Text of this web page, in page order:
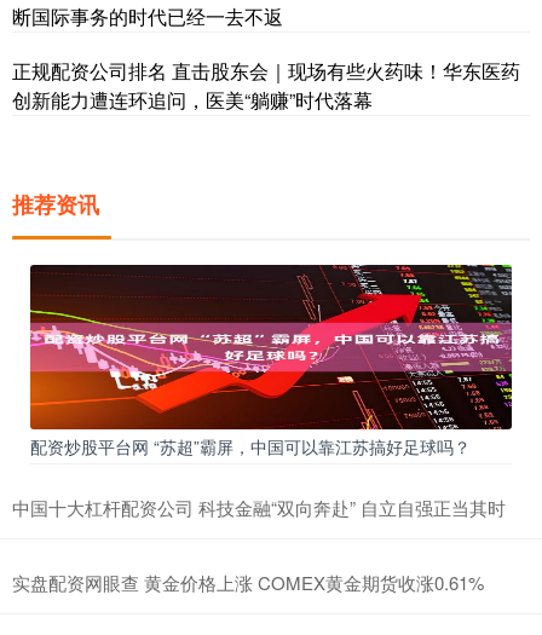
断国际事务的时代已经一去不返
正规配资公司排名 直击股东会｜现场有些火药味！华东医药
创新能力遭连环追问，医美“躺赚”时代落幕
推荐资讯
配资炒股平台网 “苏超”霸屏，中国可以靠江苏搞好足球吗？
中国十大杠杆配资公司 科技金融“双向奔赴” 自立自强正当其时
实盘配资网眼查 黄金价格上涨 COMEX黄金期货收涨0.61%